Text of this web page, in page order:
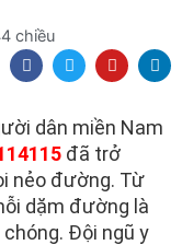
chiều
F
a
c
b
o
o
k
T
w
i
e
r
Y
o
u
u
b
e
L
i
n
e
d
dân miền Nam
đã trở
nẻo đường. Từ
dặm đường là
Đội ngũ y